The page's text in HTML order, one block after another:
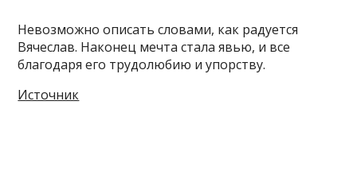
Невозможно описать словами, как радуется
Вячеслав. Наконец мечта стала явью, и все
благодаря его трудолюбию и упорству.
Источник